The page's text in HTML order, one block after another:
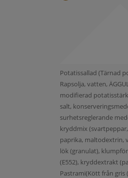
Potatissallad (Tärnad
Rapsolja, vatten,
modifierad
salt,
surhetsreglerande
kryddmix
paprika, maltodextrin,
lök (granulat),
(E552), kryddextrakt
Pastrami(Kött från gris